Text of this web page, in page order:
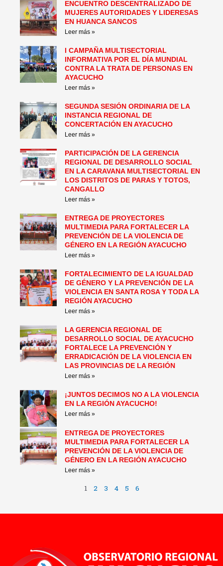
ENCUENTRO DESCENTRALIZADO DE
MUJERES AUTORIDADES Y LIDERESAS
EN HUANCA SANCOS
Leer más »
I CAMPAÑA MULTISECTORIAL
INFORMATIVA POR EL DÍA MUNDIAL
CONTRA LA TRATA DE PERSONAS EN
AYACUCHO
Leer más »
SEGUNDA SESIÓN ORDINARIA DE LA
INSTANCIA REGIONAL DE
CONCERTACIÓN EN AYACUCHO
Leer más »
PARTICIPACIÓN DE LA GERENCIA
REGIONAL DE DESARROLLO SOCIAL
EN LA CARAVANA MULTISECTORIAL EN
LOS DISTRITOS DE PARAS Y TOTOS,
CANGALLO
Leer más »
ENTREGA DE PROYECTORES
MULTIMEDIA PARA FORTALECER LA
PREVENCIÓN DE LA VIOLENCIA DE
GÉNERO EN LA REGIÓN AYACUCHO
Leer más »
FORTALECIMIENTO DE LA IGUALDAD
DE GÉNERO Y LA PREVENCIÓN DE LA
VIOLENCIA EN SANTA ROSA Y TODA LA
REGIÓN AYACUCHO
Leer más »
LA GERENCIA REGIONAL DE
DESARROLLO SOCIAL DE AYACUCHO
FORTALECE LA PREVENCIÓN Y
ERRADICACIÓN DE LA VIOLENCIA EN
LAS PROVINCIAS DE LA REGIÓN
Leer más »
¡JUNTOS DECIMOS NO A LA VIOLENCIA
EN LA REGIÓN AYACUCHO!
Leer más »
ENTREGA DE PROYECTORES
MULTIMEDIA PARA FORTALECER LA
PREVENCIÓN DE LA VIOLENCIA DE
GÉNERO EN LA REGIÓN AYACUCHO
Leer más »
1 2 3 4 5 6